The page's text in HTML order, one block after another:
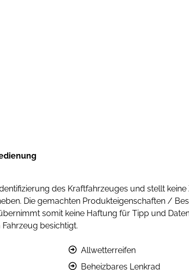
des Kraftfahrzeuges und stellt
Die gemachten Produkteigenschaften /
somit keine Haftung für Tipp und
besichtigt.
Allwetterreifen
Beheizbares Lenkrad